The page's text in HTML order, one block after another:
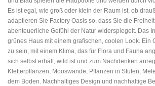
Es ist egal, wie groß oder klein der Raum ist, ob
adaptieren Sie Factory Oasis so, dass Sie die
abenteuerliche Gefühl der Natur widerspiegelt. Das
grünes Haus mit einem grafischen, coolen Look. Ein
zu sein, mit einem Klima, das für Flora und Fauna
sich selbst erhält, wild ist und zum Nachdenken
Kletterpflanzen, Mooswände, Pflanzen in Stufen,
dem Boden. Nachhaltiges Design und nachhaltige